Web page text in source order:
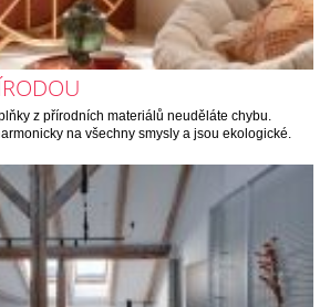
z přírodních materiálů neuděláte chybu.
na všechny smysly a jsou ekologické.